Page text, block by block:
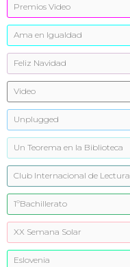
Premios Video
Ama en Igualdad
Feliz Navidad
Video
Unplugged
Un Teorema en la Biblioteca
Club Internacional de Lectura
1ºBachillerato
XX Semana Solar
Eslovenia